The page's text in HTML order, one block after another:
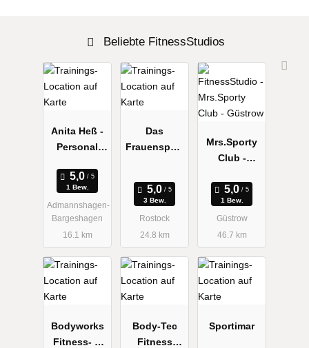
Beliebte FitnessStudios
Anita Heß -
Personal
Coaching
1 Bew.
Admannshagen-
Bargeshagen
16.1 km
Das
Frauensport
3 Bew.
Rostock
24.8 km
Mrs.Sporty
Club -
1 Bew.
Güstrow
46.7 km
Bodyworks
Fitness- &
Body-Tec
Fitness
Sportimar